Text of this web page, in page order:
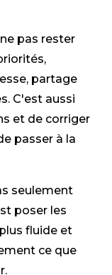
pas rester
partage
C'est aussi
et de corriger
passer à la
seulement
poser les
fluide et
ce que